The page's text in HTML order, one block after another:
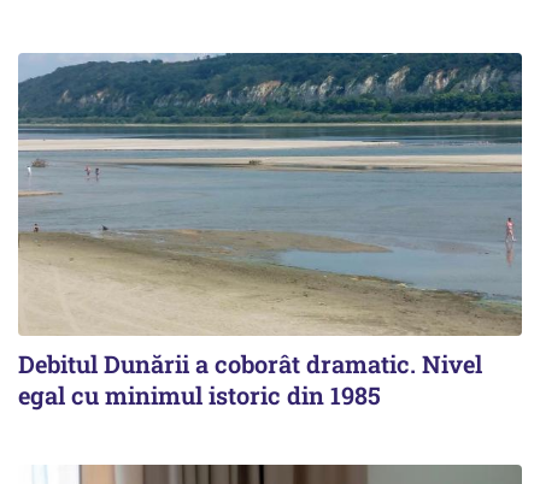
Debitul Dunării a coborât dramatic. Nivel
egal cu minimul istoric din 1985